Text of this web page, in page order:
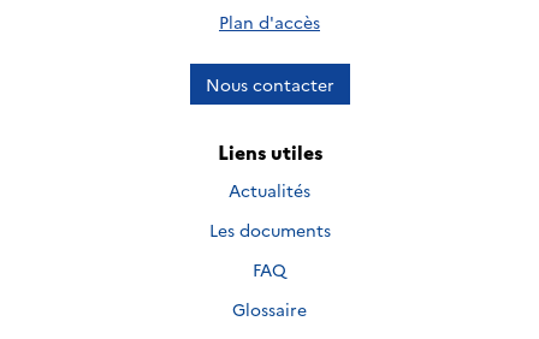
Plan d'accès
Nous contacter
Liens utiles
Actualités
Les documents
FAQ
Glossaire